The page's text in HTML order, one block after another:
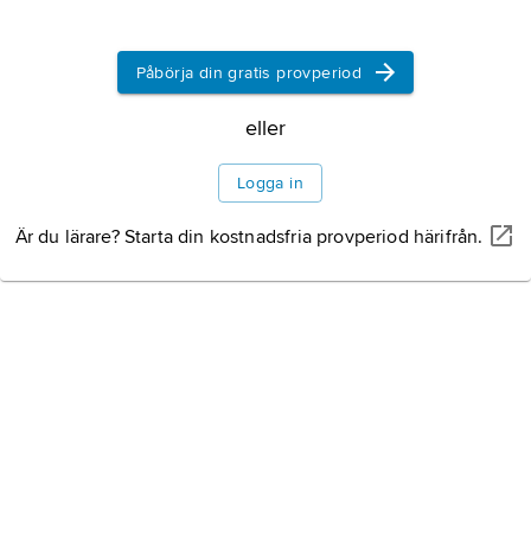
Påbörja din gratis provperiod
eller
Logga in
Är du lärare? Starta din kostnadsfria provperiod härifrån.